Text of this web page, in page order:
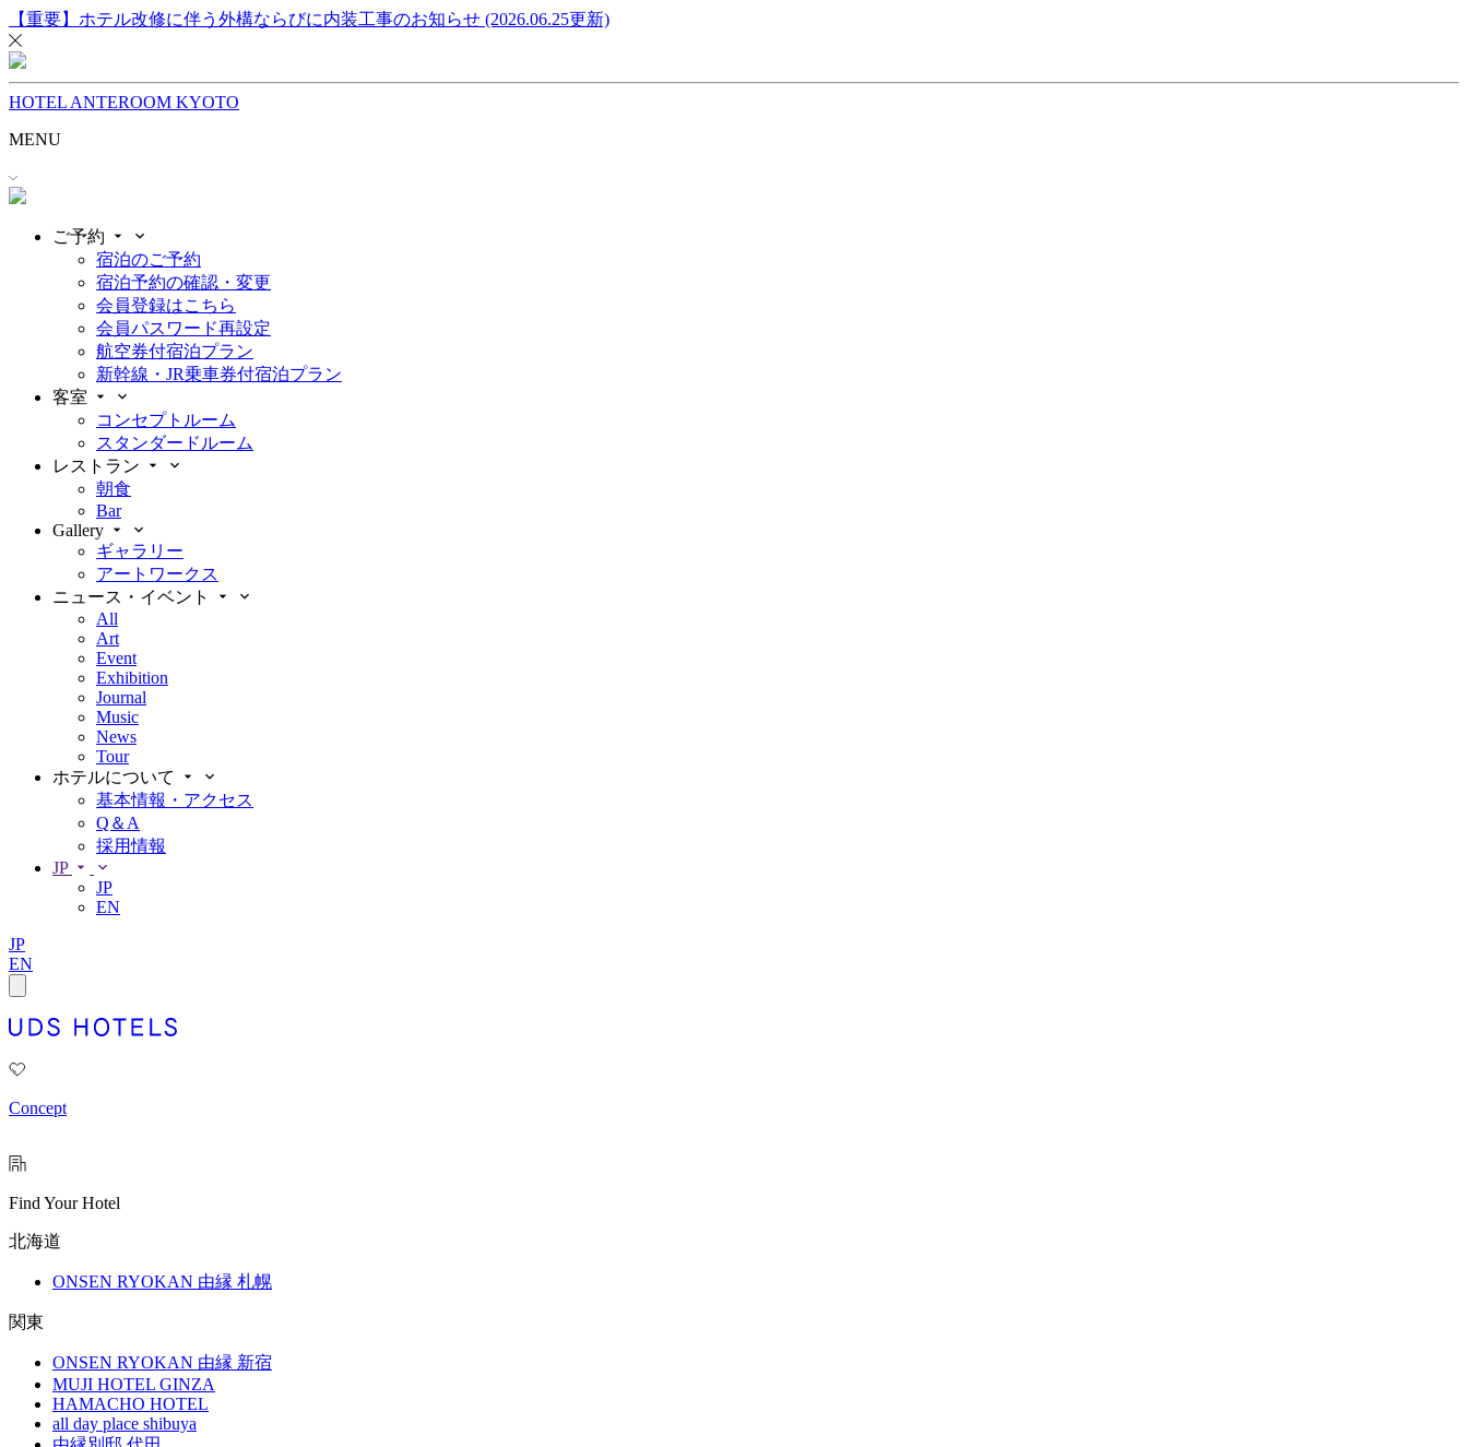
内
容
を
ス
キ
ッ
【重要】ホテル改修に伴う外構ならびに内装工事のお知らせ (2026.06.25更新)
HOTEL ANTEROOM KYOTO
MENU
ご予約
宿泊のご予約
宿泊予約の確認・変更
会員登録はこちら
会員パスワード再設定
航空券付宿泊プラン
新幹線・JR乗車券付宿泊プラン
客室
コンセプトルーム
スタンダードルーム
レストラン
朝食
Bar
Gallery
ギャラリー
アートワークス
ニュース・イベント
All
Art
Event
Exhibition
Journal
Music
News
Tour
ホテルについて
基本情報・アクセス
Q＆A
採用情報
JP
JP
EN
JP
EN
Concept
Find Your Hotel
北海道
ONSEN RYOKAN 由縁 札幌
関東
ONSEN RYOKAN 由縁 新宿
MUJI HOTEL GINZA
HAMACHO HOTEL
all day place shibuya